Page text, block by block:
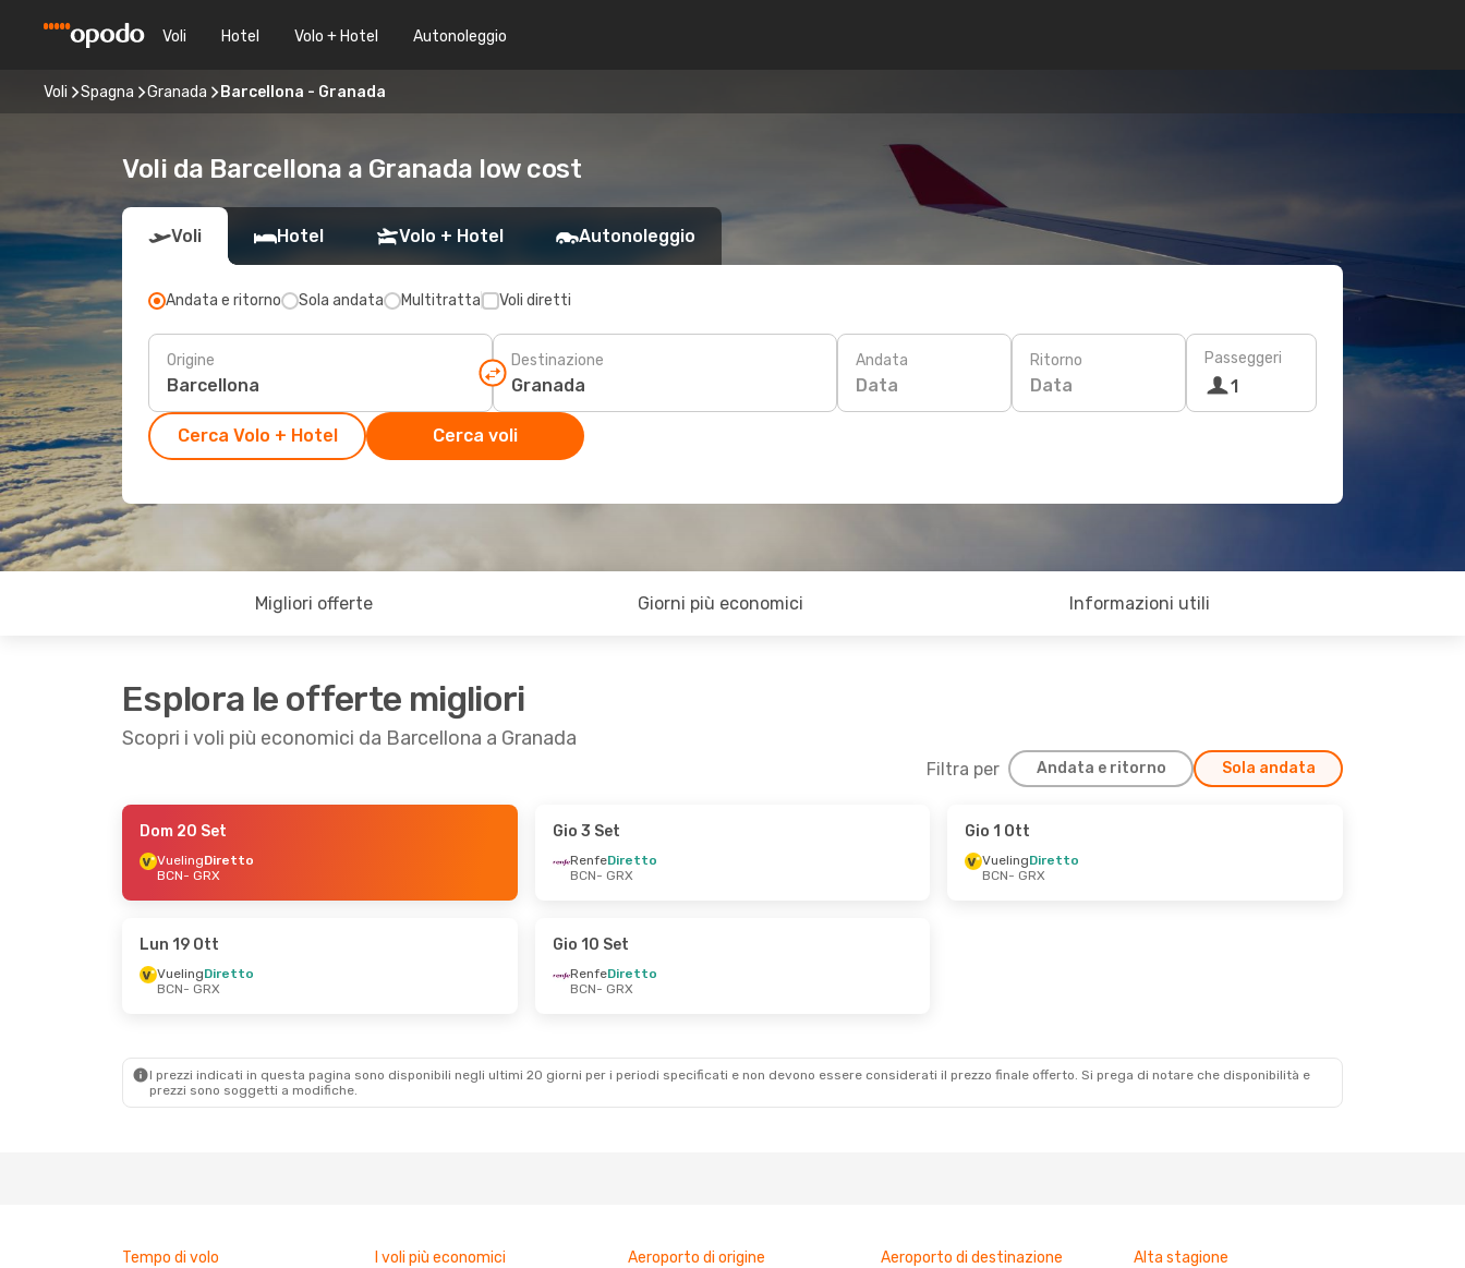
Voli Hotel Volo + Hotel Autonoleggio
Voli Spagna Granada Barcellona - Granada
Voli da Barcellona a Granada low cost
Voli Hotel Volo + Hotel Autonoleggio
Andata e ritorno Sola andata Multitratta Voli diretti
Origine Destinazione Andata
Data
Ritorno
Data
Passeggeri
1
Cerca Volo + Hotel Cerca voli
Migliori offerte Giorni più economici Informazioni utili
Esplora le offerte migliori
Scopri i voli più economici da Barcellona a Granada
Filtra per Andata e ritorno Sola andata
- Lun 14 Set
- Mar 6 Ott
GRX
- BCN - BCN
Dom 20 Set
VuelingDiretto
BCN- GRX
Gio 3 Set
RenfeDiretto
BCN- GRX
Gio 1 Ott
VuelingDiretto
BCN- GRX
Lun 19 Ott
VuelingDiretto
BCN- GRX
Gio 10 Set
RenfeDiretto
BCN- GRX
I prezzi indicati in questa pagina sono disponibili negli ultimi 20 giorni per i periodi specificati e non devono essere considerati il ​​prezzo finale offerto. Si prega di notare che disponibilità e
prezzi sono soggetti a modifiche.
Tempo di volo I voli più economici Aeroporto di origine Aeroporto di destinazione Alta stagione